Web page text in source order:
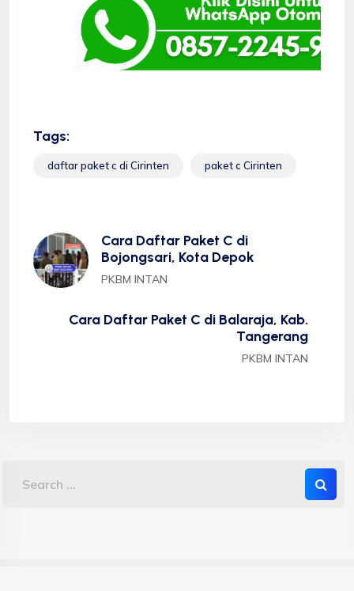
Tags:
daftar paket c di Cirinten paket c Cirinten
Cara Daftar Paket C di
Bojongsari, Kota Depok
PKBM INTAN
Cara Daftar Paket C di Balaraja, Kab.
Tangerang
PKBM INTAN